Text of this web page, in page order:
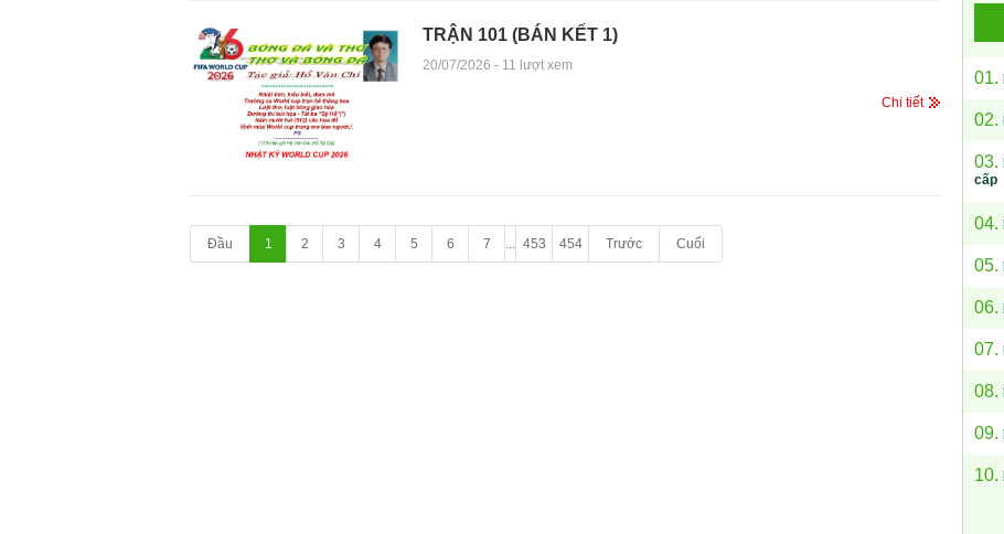
TRẬN 101 (BÁN KẾT 1)
20/07/2026 - 11 lượt xem
Chi tiết
Đầu 1 2 3 4 5 6 7 ... 453 454 Trước Cuối
01.
02.
03.
cấp
04.
05.
06.
07.
08.
09.
10.